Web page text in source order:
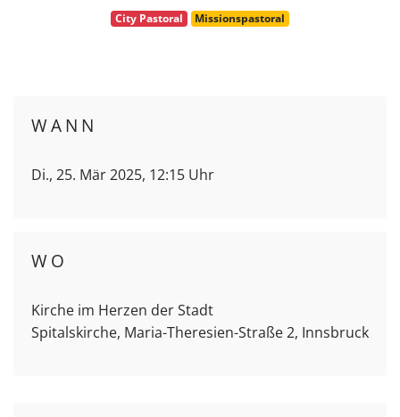
City Pastoral Missionspastoral
WANN
Di., 25. Mär 2025, 12:15 Uhr
WO
Kirche im Herzen der Stadt
Spitalskirche, Maria-Theresien-Straße 2, Innsbruck